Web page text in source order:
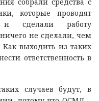
которые проводят
сделали работу
не сделали, чем
выходить из таких
ответственность в
случаев будут, в